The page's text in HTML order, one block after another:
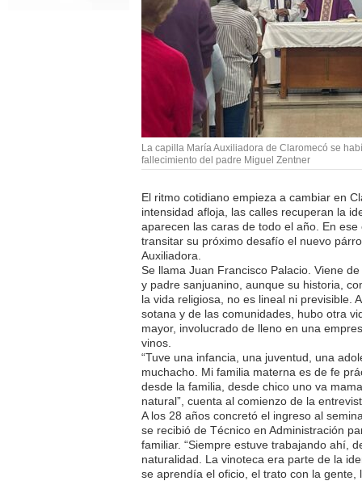
La capilla María Auxiliadora de Claromecó se
fallecimiento del padre Miguel Zentner
El ritmo cotidiano empieza a cambiar en
intensidad afloja, las calles recuperan la
aparecen las caras de todo el año. En
transitar su próximo desafío el nuevo
Auxiliadora.
Se llama Juan Francisco Palacio. Viene
y padre sanjuanino, aunque su historia,
la vida religiosa, no es lineal ni previsible.
sotana y de las comunidades, hubo otra
mayor, involucrado de lleno en una
vinos.
“Tuve una infancia, una juventud, una
muchacho. Mi familia materna es de fe
desde la familia, desde chico uno va
natural”, cuenta al comienzo de la
A los 28 años concretó el ingreso al
se recibió de Técnico en Administración
familiar. “Siempre estuve trabajando ahí,
naturalidad. La vinoteca era parte de la
se aprendía el oficio, el trato con la